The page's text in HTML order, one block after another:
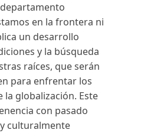
en la frontera ni
un desarrollo
y la búsqueda
raíces, que serán
para enfrentar los
la globalización. Este
con pasado
culturalmente